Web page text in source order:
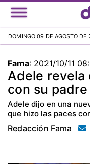
DOMINGO 09 DE AGOSTO DE
Fama: 2021/10/11
Adele revela
con su padre
Adele dijo en una
que hizo las paces
Redacción Fama